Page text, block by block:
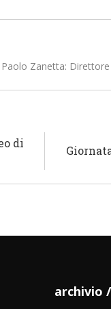
Zanetta:
di
archivio